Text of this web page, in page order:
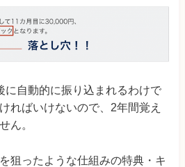
に自動的に振り込まれるわけで
ればいけないので、2年間覚え
ん。
狙ったような仕組みの特典・キ